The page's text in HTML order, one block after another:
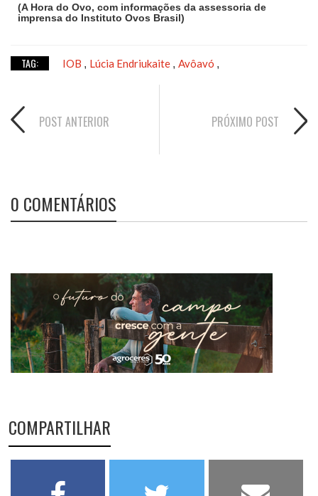
(A Hora do Ovo, com informações da assessoria de
imprensa do Instituto Ovos Brasil)
TAG: IOB , Lúcia Endriukaite , Avôavó ,
POST ANTERIOR PRÓXIMO POST
0 COMENTÁRIOS
COMPARTILHAR